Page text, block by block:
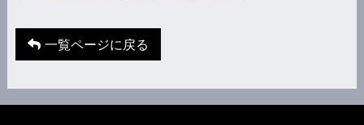
一覧ページに戻る